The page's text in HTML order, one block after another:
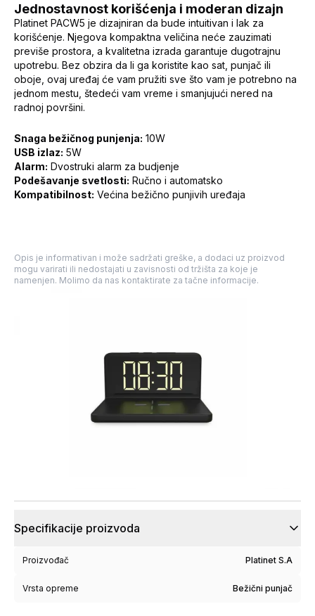
Jednostavnost korišćenja i moderan dizajn
Platinet PACW5 je dizajniran da bude intuitivan i lak za
korišćenje. Njegova kompaktna veličina neće zauzimati
previše prostora, a kvalitetna izrada garantuje dugotrajnu
upotrebu. Bez obzira da li ga koristite kao sat, punjač ili
oboje, ovaj uređaj će vam pružiti sve što vam je potrebno na
jednom mestu, štedeći vam vreme i smanjujući nered na
radnoj površini.
Snaga bežičnog punjenja: 10W
USB izlaz: 5W
Alarm: Dvostruki alarm za budjenje
Podešavanje svetlosti: Ručno i automatsko
Kompatibilnost: Većina bežično punjivih uređaja
Opis je informativan i može sadržati greške, a dodaci uz proizvod
mogu varirati ili nedostajati u zavisnosti od tržišta za koje je
namenjen. Molimo da nas kontaktirate za tačne informacije.
Specifikacije proizvoda
Proizvođač Platinet S.A
Vrsta opreme Bežični punjač